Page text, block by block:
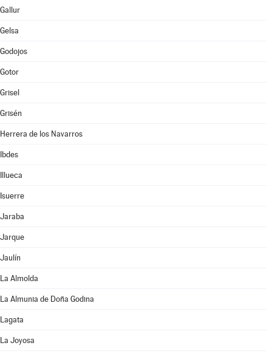
Gallur
Gelsa
Godojos
Gotor
Grisel
Grisén
Herrera de los Navarros
Ibdes
Illueca
Isuerre
Jaraba
Jarque
Jaulín
La Almolda
La Almunia de Doña Godina
Lagata
La Joyosa